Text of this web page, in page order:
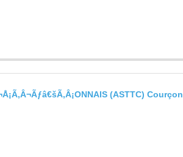
(ASTTC) Courçon